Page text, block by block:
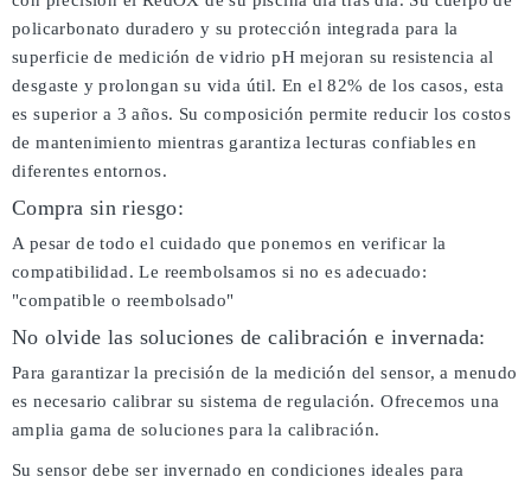
policarbonato duradero y su protección integrada para la
superficie de medición de vidrio pH mejoran su resistencia al
desgaste y prolongan su vida útil. En el 82% de los casos, esta
es superior a 3 años. Su composición permite reducir los costos
de mantenimiento mientras garantiza lecturas confiables en
diferentes entornos.
Compra sin riesgo:
A pesar de todo el cuidado que ponemos en verificar la
compatibilidad. Le reembolsamos si no es adecuado:
"compatible o reembolsado"
No olvide las soluciones de calibración e invernada:
Para garantizar la precisión de la medición del sensor, a menudo
es necesario calibrar su sistema de regulación. Ofrecemos una
amplia gama de soluciones para la calibración.
Su sensor debe ser invernado en condiciones ideales para